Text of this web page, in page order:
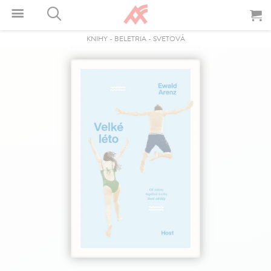
KNIHY- BELETRIA- SVETOVÁ